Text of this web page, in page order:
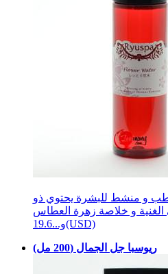
و منشط للبشرة يحتوي ذو
الغنية و خلاصة زهرة العطاس
و...19.6(USD)
ريوسبا جل الجمال (200 مل)